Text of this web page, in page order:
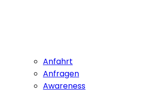
Anfahrt
Anfragen
Awareness